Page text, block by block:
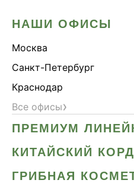
НАШИ ОФИСЫ
Москва
Санкт-Петербург
Краснодар
Все офисы›
ПРЕМИУМ
КИТАЙСКИЙ
ГРИБНАЯ